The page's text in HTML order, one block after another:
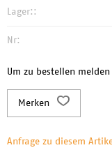
Lager::
Nr:
Um zu bestellen
Merken
Anfrage zu diesem